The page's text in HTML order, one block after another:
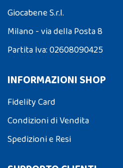
Giocabene S.r.l.
Milano - via della Posta 8
Partita Iva: 02608090425
INFORMAZIONI SHOP
Fidelity Card
Condizioni di Vendita
Spedizioni e Resi